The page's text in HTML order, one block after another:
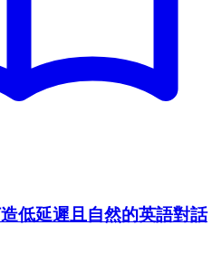
低延遲且自然的英語對話